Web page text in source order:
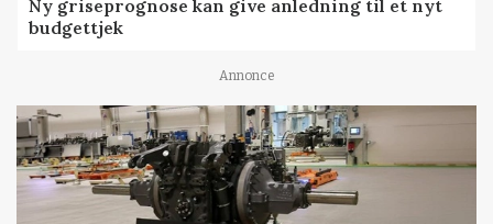
Ny griseprognose kan give anledning til et nyt
budgettjek
Annonce